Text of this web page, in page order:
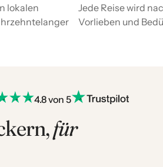
lokalen
Jede Reise wird
Vorlieben und
4.8 von 5
für